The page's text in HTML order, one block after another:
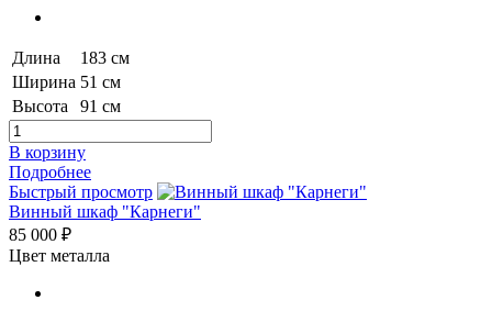
Длина
183 см
Ширина 51 см
Высота
91 см
В корзину
Подробнее
Быстрый просмотр
Винный шкаф "Карнеги"
85 000 ₽
Цвет металла